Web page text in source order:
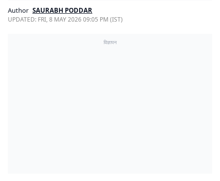
Author SAURABH PODDAR
UPDATED: FRI, 8 MAY 2026 09:05 PM (IST)
विज्ञापन